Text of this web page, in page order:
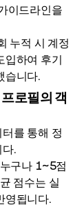
이드라인을
누적 시 계정
하여 후기
습니다.
로필의 객
를 통해 정
다.
구나 1~5점
점수는 실
영됩니다.